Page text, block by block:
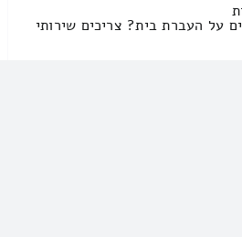
על העברת בית? צריכים שירותי